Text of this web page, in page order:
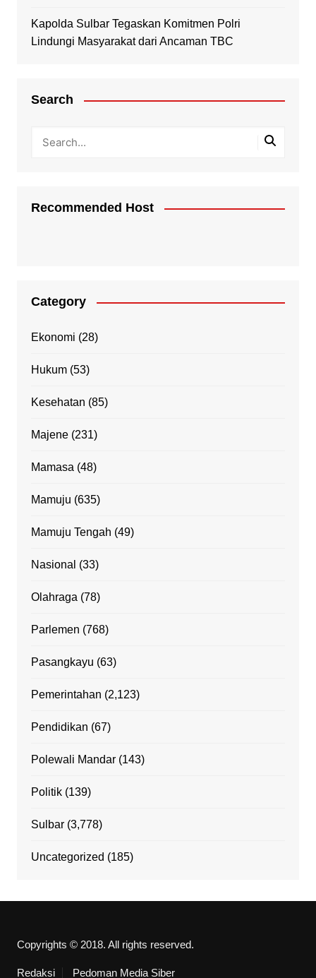
Kapolda Sulbar Tegaskan Komitmen Polri
Lindungi Masyarakat dari Ancaman TBC
Search
Recommended Host
Category
Ekonomi (28)
Hukum(53)
Kesehatan (85)
Majene(231)
Mamasa (48)
Mamuju (635)
Mamuju Tengah (49)
Nasional (33)
Olahraga (78)
Parlemen (768)
Pasangkayu (63)
Pemerintahan (2,123)
Pendidikan (67)
Polewali Mandar(143)
Politik(139)
Sulbar(3,778)
Uncategorized (185)
Copyrights © 2018. All rights reserved.
Redaksi Pedoman Media Siber